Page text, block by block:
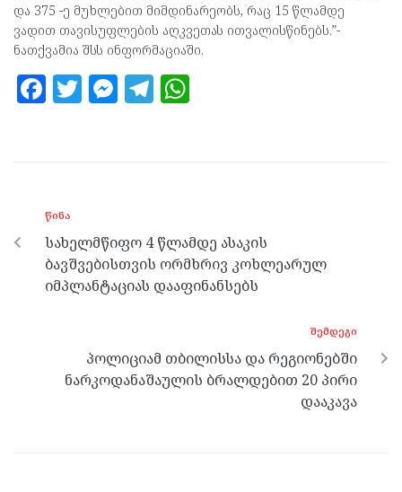
და 375 -ე მუხლებით მიმდინარეობს, რაც 15 წლამდე
ვადით თავისუფლების აღკვეთას ითვალისწინებს.”-
ნათქვამია შსს ინფორმაციაში.
F
o
o
k
T M
er
T
m p
p
ᲬᲘᲜᲐ
სახელმწიფო 4 წლამდე ასაკის
ბავშვებისთვის ორმხრივ კოხლეარულ
იმპლანტაციას დააფინანსებს
ᲨᲔᲛᲓᲔᲒᲘ
პოლიციამ თბილისსა და რეგიონებში
ნარკოდანაშაულის ბრალდებით 20 პირი
დააკავა